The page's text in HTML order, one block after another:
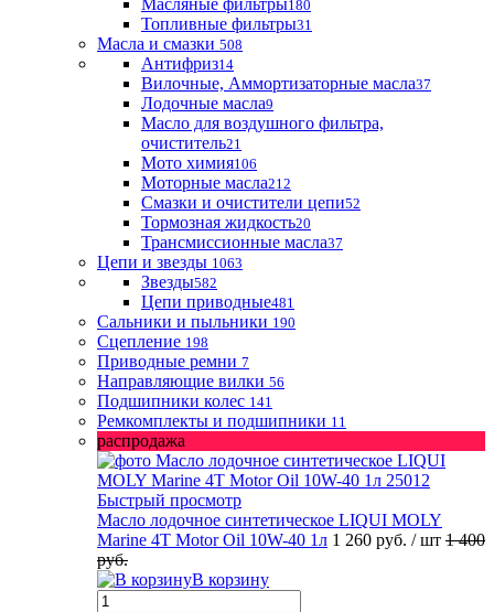
Масляные фильтры180
Топливные фильтры31
Масла и смазки 508
Антифриз14
Вилочные, Аммортизаторные масла37
Лодочные масла9
Масло для воздушного фильтра,
очиститель21
Мото химия106
Моторные масла212
Смазки и очистители цепи52
Тормозная жидкость20
Трансмиссионные масла37
Цепи и звезды 1063
Звезды582
Цепи приводные481
Сальники и пыльники 190
Сцепление 198
Приводные ремни 7
Направляющие вилки 56
Подшипники колес 141
Ремкомплекты и подшипники 11
распродажа
Быстрый просмотр
Масло лодочное синтетическое LIQUI MOLY
Marine 4T Motor Oil 10W-40 1л 1 260 руб. / шт 1 400
руб.
В корзину